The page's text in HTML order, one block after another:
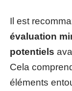
Il est
évaluation
potentiels
Cela
éléments